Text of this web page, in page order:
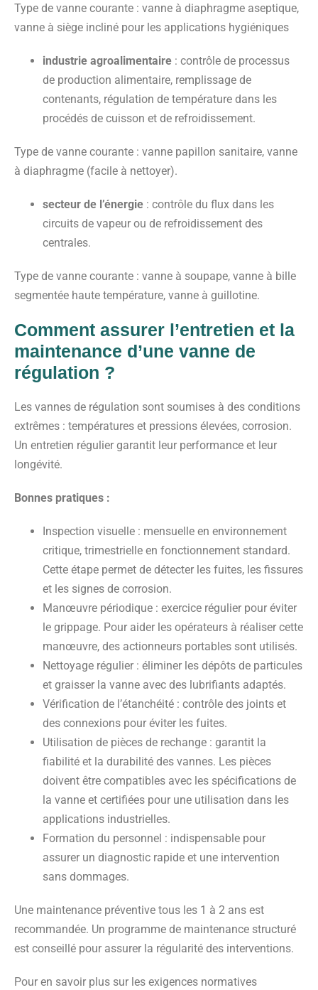
Type de vanne courante : vanne à diaphragme aseptique,
vanne à siège incliné pour les applications hygiéniques
industrie agroalimentaire : contrôle de processus
de production alimentaire, remplissage de
contenants, régulation de température dans les
procédés de cuisson et de refroidissement.
Type de vanne courante : vanne papillon sanitaire, vanne
à diaphragme (facile à nettoyer).
secteur de l’énergie : contrôle du flux dans les
circuits de vapeur ou de refroidissement des
centrales.
Type de vanne courante : vanne à soupape, vanne à bille
segmentée haute température, vanne à guillotine.
Comment assurer l’entretien et la
maintenance d’une vanne de
régulation ?
Les vannes de régulation sont soumises à des conditions
extrêmes : températures et pressions élevées, corrosion.
Un entretien régulier garantit leur performance et leur
longévité.
Bonnes pratiques :
Inspection visuelle : mensuelle en environnement
critique, trimestrielle en fonctionnement standard.
Cette étape permet de détecter les fuites, les fissures
et les signes de corrosion.
Manœuvre périodique : exercice régulier pour éviter
le grippage. Pour aider les opérateurs à réaliser cette
manœuvre, des actionneurs portables sont utilisés.
Nettoyage régulier : éliminer les dépôts de particules
et graisser la vanne avec des lubrifiants adaptés.
Vérification de l’étanchéité : contrôle des joints et
des connexions pour éviter les fuites.
Utilisation de pièces de rechange : garantit la
fiabilité et la durabilité des vannes. Les pièces
doivent être compatibles avec les spécifications de
la vanne et certifiées pour une utilisation dans les
applications industrielles.
Formation du personnel : indispensable pour
assurer un diagnostic rapide et une intervention
sans dommages.
Une maintenance préventive tous les 1 à 2 ans est
recommandée. Un programme de maintenance structuré
est conseillé pour assurer la régularité des interventions.
Pour en savoir plus sur les exigences normatives